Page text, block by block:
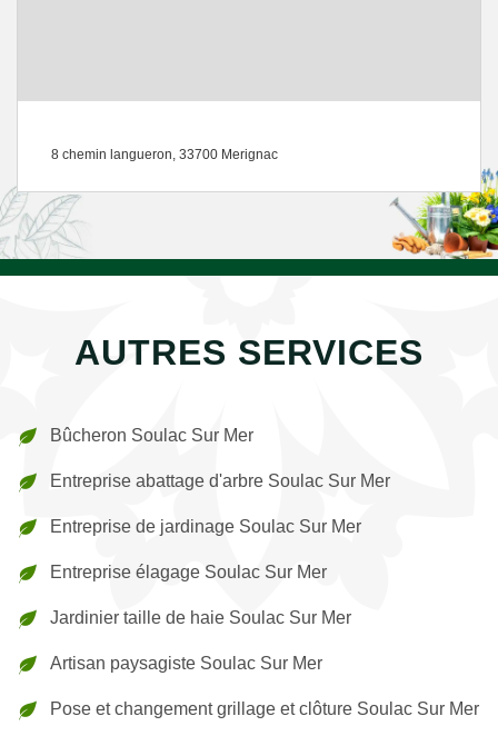
8 chemin langueron, 33700 Merignac
AUTRES SERVICES
Bûcheron Soulac Sur Mer
Entreprise abattage d'arbre Soulac Sur Mer
Entreprise de jardinage Soulac Sur Mer
Entreprise élagage Soulac Sur Mer
Jardinier taille de haie Soulac Sur Mer
Artisan paysagiste Soulac Sur Mer
Pose et changement grillage et clôture Soulac Sur Mer